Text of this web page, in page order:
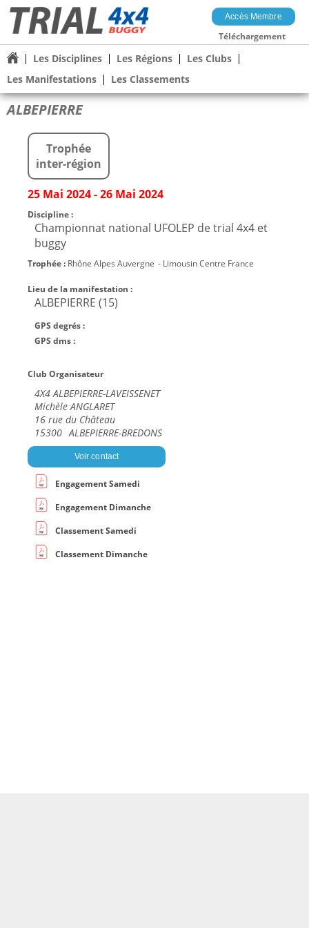
Accès Membre
Téléchargement
Les Disciplines Les Régions
Les Clubs
Les Manifestations
Les Classements
ALBEPIERRE
Trophée
inter-région
25 Mai 2024 - 26 Mai 2024
Discipline :
Championnat national UFOLEP de trial 4x4 et
buggy
Trophée : Rhône Alpes Auvergne - Limousin Centre France
Lieu de la manifestation :
ALBEPIERRE (15)
GPS degrés :
GPS dms :
Club Organisateur
4X4 ALBEPIERRE-LAVEISSENET
Michèle ANGLARET
16 rue du Château
15300 ALBEPIERRE-BREDONS
Voir contact
Engagement Samedi
Engagement Dimanche
Classement Samedi
Classement Dimanche